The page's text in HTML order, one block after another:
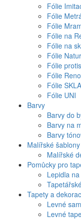
Fólie
Fólie
Fólie
Fólie na
Fólie na
Fólie
Fólie
Fólie
Fólie
Fólie UNI
Barvy
Barvy do
Barvy na
Barvy
Malířské šablony
Malířské
Pomůcky pro
Lepidla
Tapety a
Levné
Levné